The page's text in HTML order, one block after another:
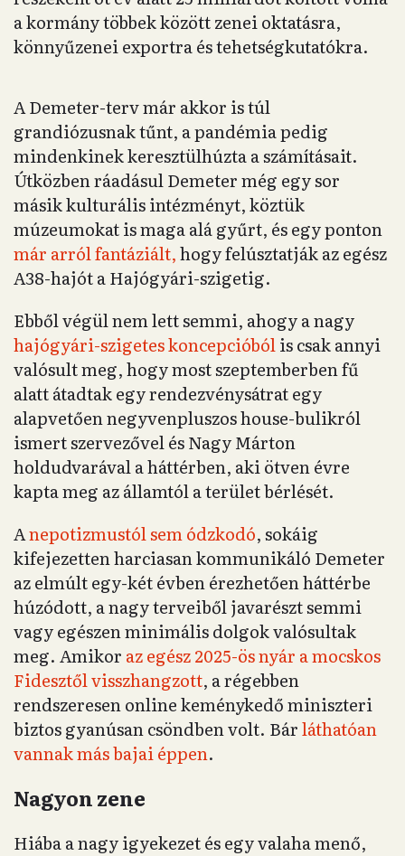
a kormány többek között zenei oktatásra,
könnyűzenei exportra és tehetségkutatókra.
A Demeter-terv már akkor is túl
grandiózusnak tűnt, a pandémia pedig
mindenkinek keresztülhúzta a számításait.
Útközben ráadásul Demeter még egy sor
másik kulturális intézményt, köztük
múzeumokat is maga alá gyűrt, és egy ponton
már arról fantáziált,hogy felúsztatják az egész
A38-hajót a Hajógyári-szigetig.
Ebből végül nem lett semmi, ahogy a nagy
hajógyári-szigetes koncepcióbólis csak annyi
valósult meg, hogy most szeptemberben fű
alatt átadtak egy rendezvénysátrat egy
alapvetően negyvenpluszos house-bulikról
ismert szervezővel és Nagy Márton
holdudvarával a háttérben, aki ötven évre
kapta meg az államtól a terület bérlését.
Anepotizmustól sem ódzkodó, sokáig
kifejezetten harciasan kommunikáló Demeter
az elmúlt egy-két évben érezhetően háttérbe
húzódott, a nagy terveiből javarészt semmi
vagy egészen minimális dolgok valósultak
meg. Amikor az egész 2025-ös nyár a mocskos
Fidesztől visszhangzott, a régebben
rendszeresen online keménykedő miniszteri
biztos gyanúsan csöndben volt. Bárláthatóan
vannak más bajai éppen.
Nagyon zene
Hiába a nagy igyekezet és egy valaha menő,